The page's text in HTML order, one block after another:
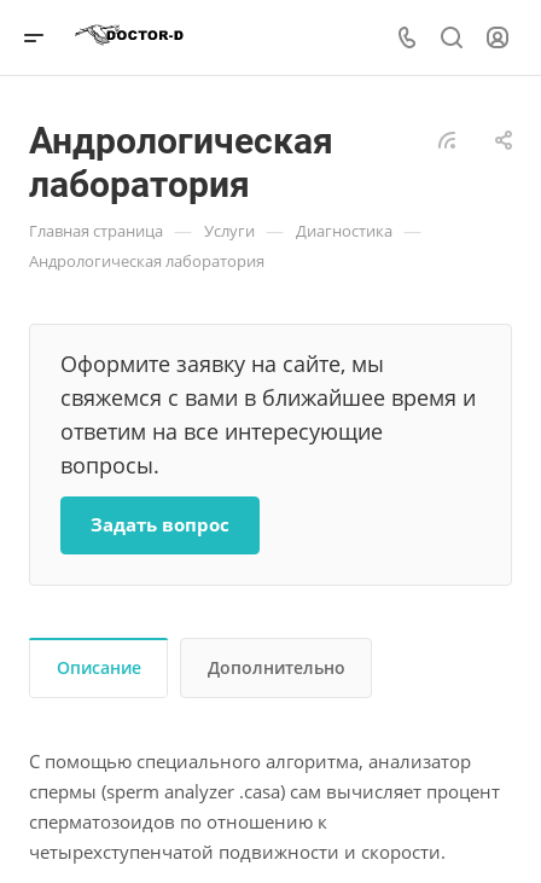
Андрологическая
лаборатория
Главная страница — Услуги — Диагностика —
Андрологическая лаборатория
Оформите заявку на сайте, мы
свяжемся с вами в ближайшее время и
ответим на все интересующие
вопросы.
Задать вопрос
Описание Дополнительно
С помощью специального алгоритма, анализатор
спермы (sperm analyzer .casa) сам вычисляет процент
сперматозоидов по отношению к
четырехступенчатой подвижности и скорости.